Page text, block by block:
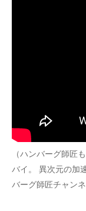
（ハンバーグ師匠
バイ。 異次元の加
バーグ師匠チャンネ